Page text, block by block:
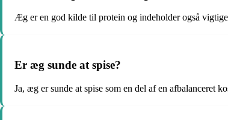
Æg er en god kilde til protein og indeholder også
Er æg sunde at spise?
Ja, æg er sunde at spise som en del af en afbalanceret